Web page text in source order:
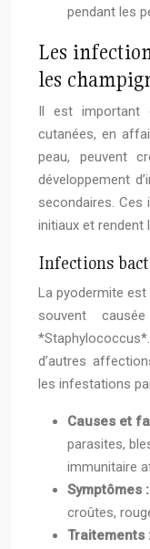
pendant les
Les
les
Il est important
cutanées, en
peau, peuvent
développement
secondaires.
initiaux et rendent
Infections
La pyodermite
souvent
d’autres
les infestations
Causes et
parasites,
immunitaire
Symptômes :
croûtes,
Traitements